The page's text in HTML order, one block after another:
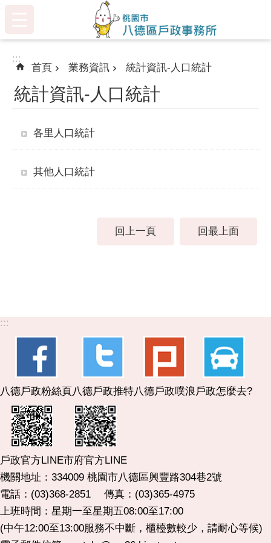
:::
首頁 業務資訊 統計資訊-人口統計
統計資訊-人口統計
各里人口統計
其他人口統計
回上一頁 回最上面
:::
八德戶政粉絲頁八德戶政推特八德戶政噗浪戶政怎麼去?
戶政官方LINE市府官方LINE
機關地址：334009 桃園市八德區興豐路304巷2號
電話：(03)368-2851 傳真：(03)365-4975
上班時間：星期一至星期五08:00至17:00
(中午12:00至13:00服務不中斷，櫃檯數較少，請耐心等候)